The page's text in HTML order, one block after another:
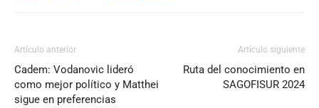
Artículo anterior
Cadem: Vodanovic lideró
como mejor político y Matthei
sigue en preferencias
Artículo siguiente
Ruta del conocimiento en
SAGOFISUR 2024